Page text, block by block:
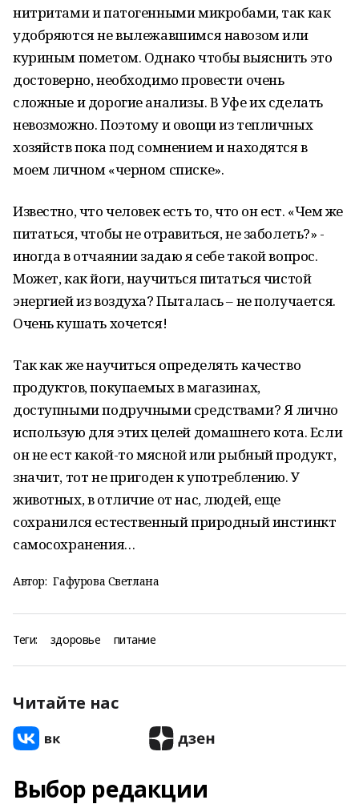
нитритами и патогенными микробами, так как
удобряются не вылежавшимся навозом или
куриным пометом. Однако чтобы выяснить это
достоверно, необходимо провести очень
сложные и дорогие анализы. В Уфе их сделать
невозможно. Поэтому и овощи из тепличных
хозяйств пока под сомнением и находятся в
моем личном «черном списке».
Известно, что человек есть то, что он ест. «Чем же
питаться, чтобы не отравиться, не заболеть?» -
иногда в отчаянии задаю я себе такой вопрос.
Может, как йоги, научиться питаться чистой
энергией из воздуха? Пыталась – не получается.
Очень кушать хочется!
Так как же научиться определять качество
продуктов, покупаемых в магазинах,
доступными подручными средствами? Я лично
использую для этих целей домашнего кота. Если
он не ест какой-то мясной или рыбный продукт,
значит, тот не пригоден к употреблению. У
животных, в отличие от нас, людей, еще
сохранился естественный природный инстинкт
самосохранения…
Автор: Гафурова Светлана
Теги: здоровье питание
Читайте нас
Выбор редакции